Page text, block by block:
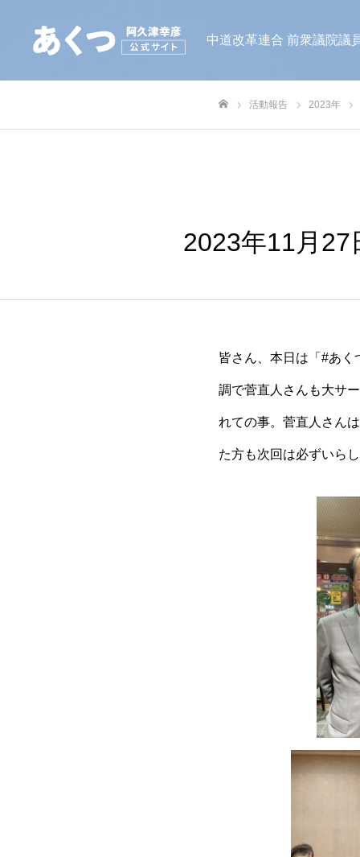
中道改革連合 前衆議院議
活動報告 2023年
2023年11月
皆さん、本日は「#あ
調で菅直人さんも大サ
れての事。菅直人さん
た方も次回は必ずいら